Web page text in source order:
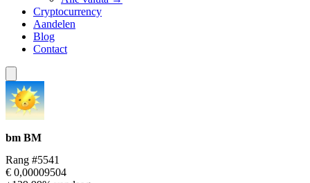
Cryptocurrency
Aandelen
Blog
Contact
bm BM
Rang #5541
€ 0,00009504